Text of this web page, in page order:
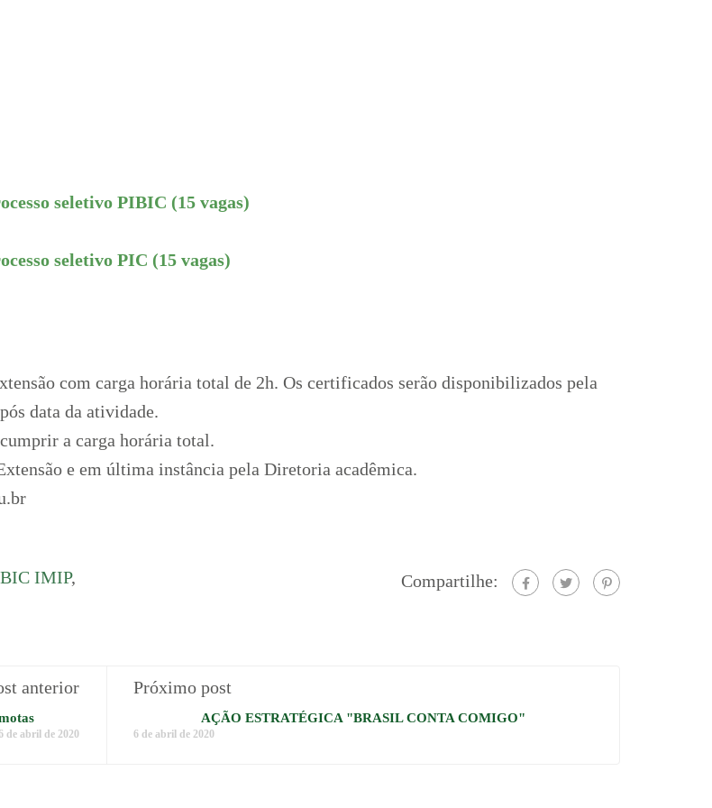
seletivo PIBIC (15 vagas)
seletivo PIC (15 vagas)
com carga horária total de 2h. Os certificados serão disponibilizados pela
data da atividade.
a carga horária total.
e em última instância pela Diretoria acadêmica.
IMIP,
Compartilhe:
anterior
de abril de 2020
Próximo post
AÇÃO ESTRATÉGICA "BRASIL CONTA COMIGO"
6 de abril de 2020